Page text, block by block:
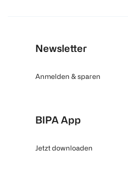
Newsletter
Anmelden & sparen
BIPA App
Jetzt downloaden